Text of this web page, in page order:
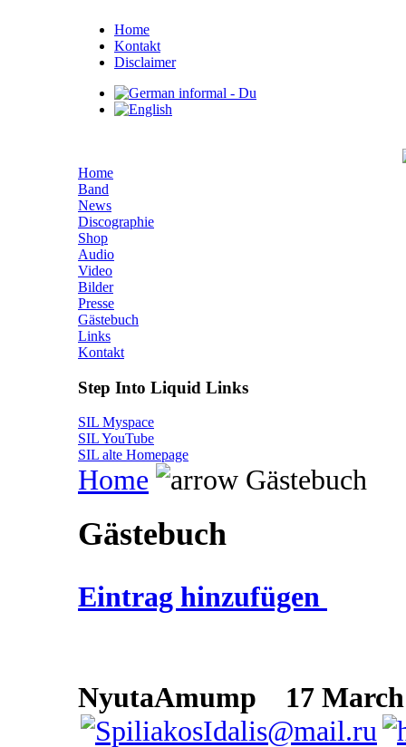
Home
Kontakt
Disclaimer
Home
Band
News
Discographie
Shop
Audio
Video
Bilder
Presse
Gästebuch
Links
Kontakt
Step Into Liquid Links
SIL Myspace
SIL YouTube
SIL alte Homepage
Home Gästebuch
Gästebuch
Eintrag hinzufügen
NyutaAmump 17 March